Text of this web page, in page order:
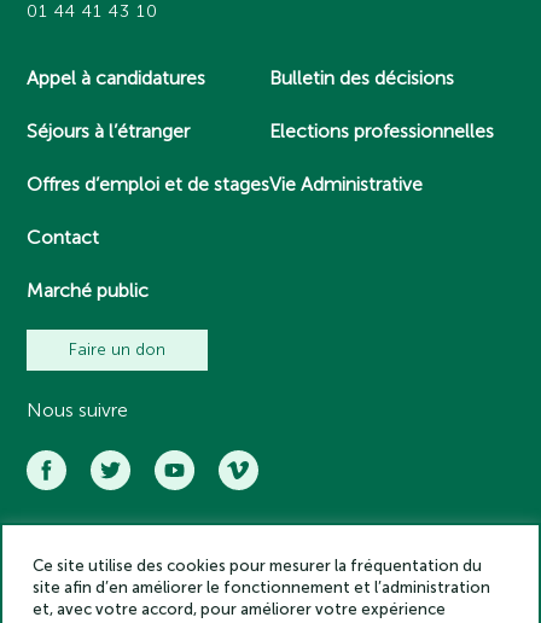
01 44 41 43 10
Appel à candidatures
Séjours à l’étranger
Offres d’emploi et de stages
Contact
Marché public
Bulletin des décisions
Elections professionnelles
Vie Administrative
Faire un don
Nous suivre
Académie des inscriptions et belles lettres – Tous droits réservés
2025
Ce site utilise des cookies pour mesurer la fréquentation du
site afin d’en améliorer le fonctionnement et l’administration
et, avec votre accord, pour améliorer votre expérience